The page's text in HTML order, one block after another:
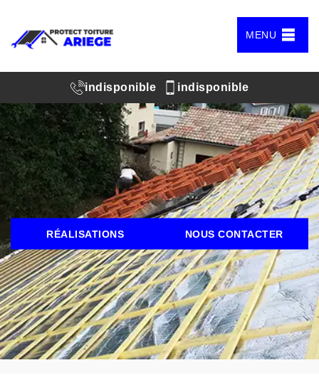
MENU
indisponible indisponible
RÉALISATIONS NOUS CONTACTER